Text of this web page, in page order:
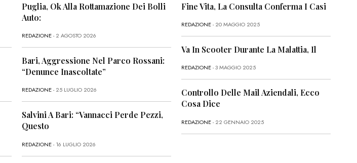
Puglia, Ok Alla Rottamazione Dei Bolli
Auto:
REDAZIONE- 2 AGOSTO 2026
Bari, Aggressione Nel Parco Rossani:
“Denunce Inascoltate”
REDAZIONE- 25 LUGLIO 2026
Salvini A Bari: “Vannacci Perde Pezzi,
Questo
REDAZIONE- 16 LUGLIO 2026
Fine Vita, La Consulta Conferma I Casi
REDAZIONE- 20 MAGGIO 2025
Va In Scooter Durante La Malattia, Il
REDAZIONE- 3 MAGGIO 2025
Controllo Delle Mail Aziendali, Ecco
Cosa Dice
REDAZIONE- 22 GENNAIO 2025